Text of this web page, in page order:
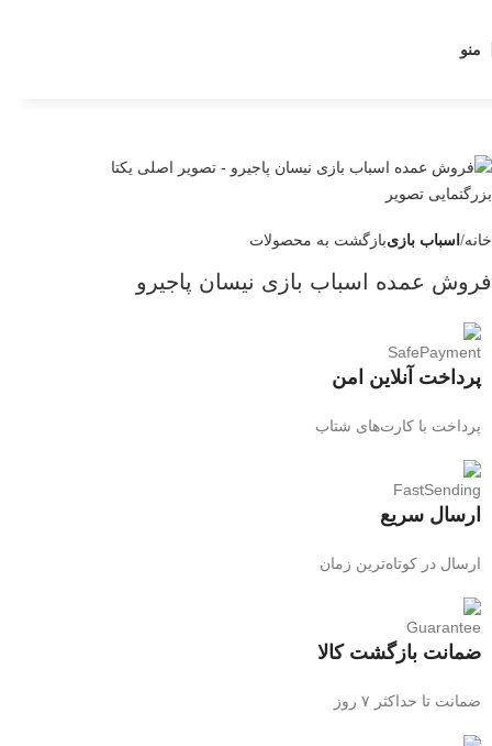
منو
بزرگنمایی تصویر
خانه اسباب بازیبازگشت به محصولات
فروش عمده اسباب بازی نیسان پاجیرو
پرداخت آنلاین امن
پرداخت با کارت‌های شتاب
ارسال سریع
ارسال در کوتاه‌ترین زمان
ضمانت بازگشت کالا
ضمانت تا حداکثر ۷ روز